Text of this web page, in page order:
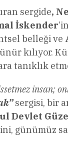
sergide,
İskender’in
belleği ve
kılıyor.
tanıklık
insan;
sergisi, bir
Devlet
günümüz